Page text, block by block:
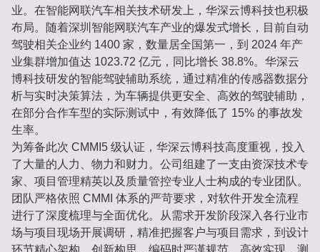
业。在智能网联汽车相关技术研发上，华深云博科技也积极
布局。随着深圳智能网联汽车产业的爆发式增长，目前自动
驾驶相关企业约 1400 家，数量居全国第一，到 2024 年产
业集群增加值达 1023.72 亿元，同比增长 38.8%。华深云
博科技研发的智能驾驶辅助系统，通过精准的传感器数据分
析与实时决策算法，为车辆提供更安全、高效的驾驶辅助，
在部分合作车型的实际测试中，有效降低了 15% 的事故发
生率。
为筹备此次 CMMI5 级认证，华深云博科技高度重视，投入
了大量的人力、物力和财力。公司组建了一支由资深技术专
家、项目管理精英以及质量管控专业人士构成的专业团队。
团队严格依照 CMMI 体系的严苛要求，对软件开发全流程
进行了深度梳理与全面优化。从需求开发阶段深入各行业市
场与项目现场开展调研，精准把握客户与项目需求，到设计
环节精心架构、创新构思，编码时严谨规范、高效实现，测